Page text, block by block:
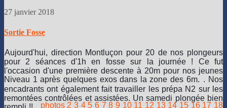
27 janvier 2018
Sortie Fosse
Aujourd'hui, direction Montluçon pour 20 de nos plongeurs
pour 2 séances d'1h en fosse sur la journée ! Ce fut
l'occasion d'une première descente à 20m pour nos jeunes
Niveau 1 après quelques exos dans la zone des 6m. . Nos
encadrants ont également fait travailler les prépa N2 sur les
remontées contrôlées et assistées. Un samedi plongée bien
photos 2 3 4 5 6 7 8 9 10 11 12 13 14 15 16 17 18